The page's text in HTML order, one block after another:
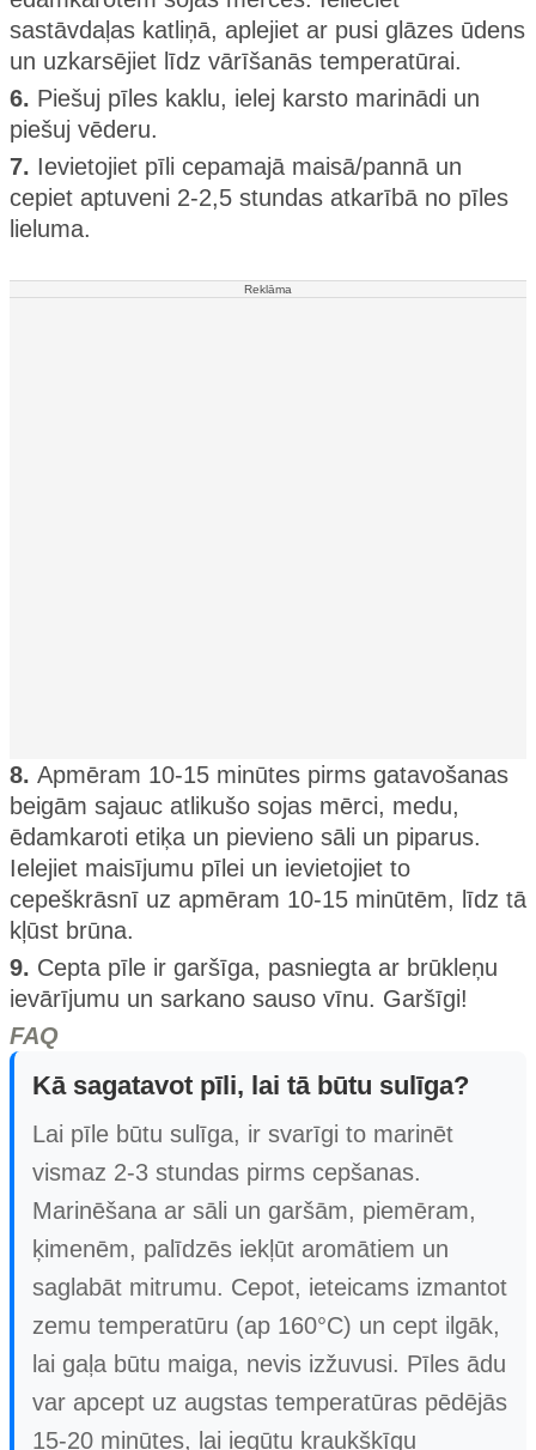
sastāvdaļas katliņā, aplejiet ar pusi glāzes ūdens
un uzkarsējiet līdz vārīšanās temperatūrai.
6. Piešuj pīles kaklu, ielej karsto marinādi un
piešuj vēderu.
7. Ievietojiet pīli cepamajā maisā/pannā un
cepiet aptuveni 2-2,5 stundas atkarībā no pīles
lieluma.
Reklāma
8. Apmēram 10-15 minūtes pirms gatavošanas
beigām sajauc atlikušo sojas mērci, medu,
ēdamkaroti etiķa un pievieno sāli un piparus.
Ielejiet maisījumu pīlei un ievietojiet to
cepeškrāsnī uz apmēram 10-15 minūtēm, līdz tā
kļūst brūna.
9. Cepta pīle ir garšīga, pasniegta ar brūkleņu
ievārījumu un sarkano sauso vīnu. Garšīgi!
FAQ
Kā sagatavot pīli, lai tā būtu sulīga?
Lai pīle būtu sulīga, ir svarīgi to marinēt
vismaz 2-3 stundas pirms cepšanas.
Marinēšana ar sāli un garšām, piemēram,
ķimenēm, palīdzēs iekļūt aromātiem un
saglabāt mitrumu. Cepot, ieteicams izmantot
zemu temperatūru (ap 160°C) un cept ilgāk,
lai gaļa būtu maiga, nevis izžuvusi. Pīles ādu
var apcept uz augstas temperatūras pēdējās
15-20 minūtes, lai iegūtu kraukšķīgu